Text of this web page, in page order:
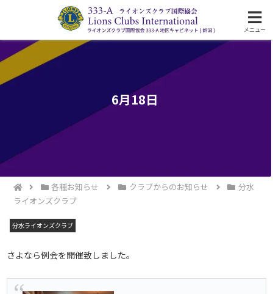
ライオンズクラブ国際協会333-A地区の活動
6月18日
各種お知らせ クラブからのお知らせ
分水
ライオンズクラブ
分水ライオンズクラブ
さよなら例会を開催致しました。
メニュー